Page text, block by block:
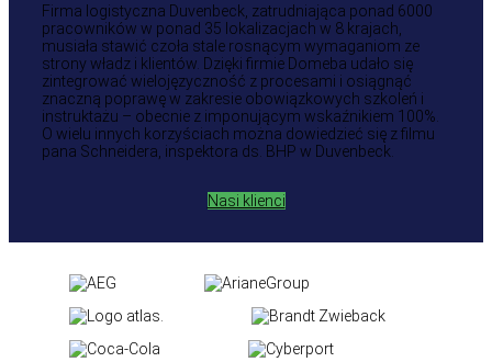
Firma logistyczna Duvenbeck, zatrudniająca ponad 6000
pracowników w ponad 35 lokalizacjach w 8 krajach,
musiała stawić czoła stale rosnącym wymaganiom ze
strony władz i klientów. Dzięki firmie Domeba udało się
zintegrować wielojęzyczność z procesami i osiągnąć
znaczną poprawę w zakresie obowiązkowych szkoleń i
instruktażu – obecnie z imponującym wskaźnikiem 100%.
O wielu innych korzyściach można dowiedzieć się z filmu
pana Schneidera, inspektora ds. BHP w Duvenbeck.
Nasi klienci